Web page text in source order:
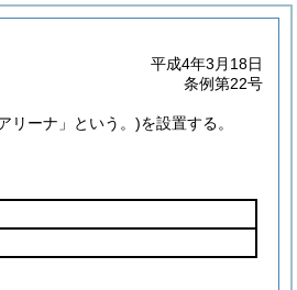
平成4年3月18日
条例第22号
リーナ」という。)を設置する。